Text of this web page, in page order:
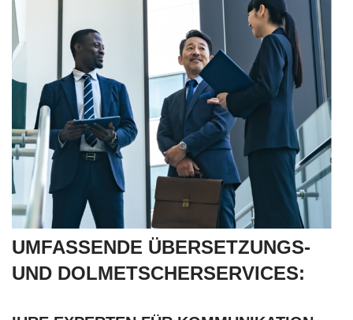
UMFASSENDE ÜBERSETZUNGS-
UND DOLMETSCHERSERVICES: